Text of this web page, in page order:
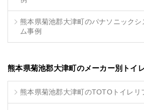
熊本県菊池郡大津町のパナソニック
ム事例
熊本県菊池郡大津町のメーカー別トイ
熊本県菊池郡大津町のTOTOトイレリ